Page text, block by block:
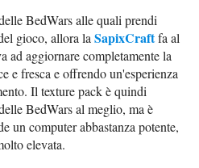
BedWars alle quali prendi
gioco, allora laSapixCraftfa al
ad aggiornare completamente la
e fresca e offrendo un'esperienza
Il texture pack è quindi
BedWars al meglio, ma è
un computer abbastanza potente,
elevata.